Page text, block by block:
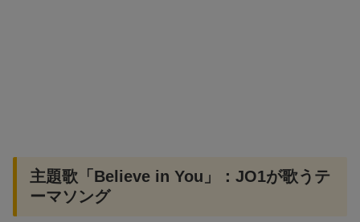
主題歌「Believe in You」：JO1が歌うテ
ーマソング